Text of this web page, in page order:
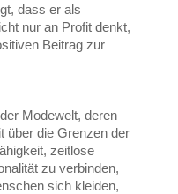
dass er als
nur an Profit denkt,
Beitrag zur
Modewelt, deren
über die Grenzen der
zeitlose
zu verbinden,
sich kleiden,